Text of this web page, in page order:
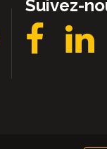
Suivez-